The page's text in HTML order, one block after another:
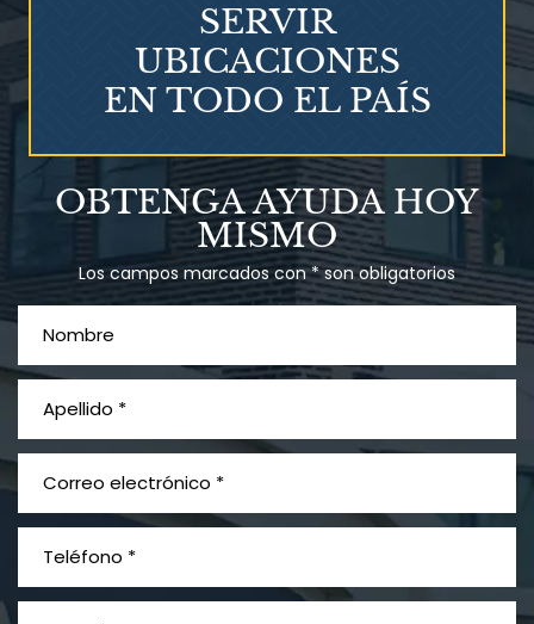
Exposición
OBTENGA AYUDA HOY
MISMO
Los campos marcados con * son obligatorios
SERVIR
UBICACIONES
EN TODO EL PAÍS